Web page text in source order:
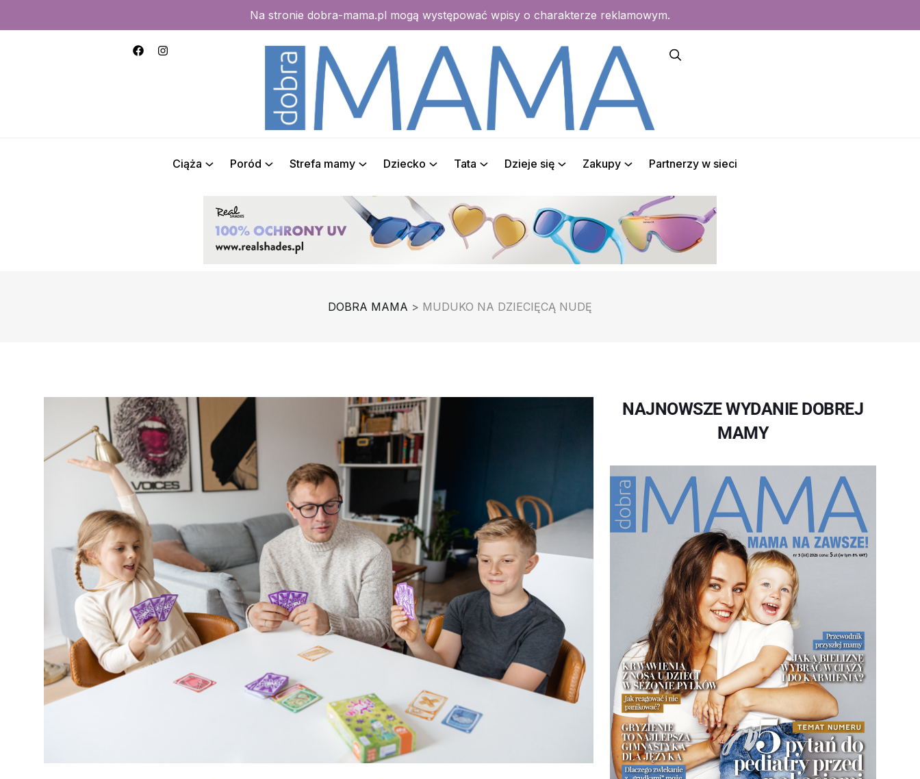
Na stronie dobra-mama.pl mogą występować wpisy o charakterze reklamowym.
Ciąża Poród Strefa mamy Dziecko Tata Dzieje się Zakupy Partnerzy w sieci
DOBRA MAMA > MUDUKO NA DZIECIĘCĄ NUDĘ
NAJNOWSZE WYDANIE DOBREJ
MAMY